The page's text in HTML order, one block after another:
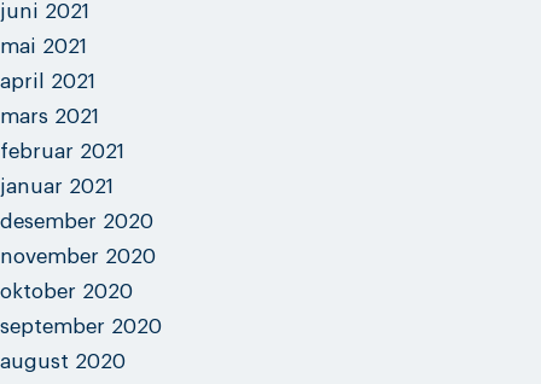
juni 2021
mai 2021
april 2021
mars 2021
februar 2021
januar 2021
desember 2020
november 2020
oktober 2020
september 2020
august 2020